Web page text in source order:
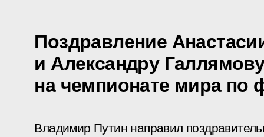
Поздравление
и Александру
на чемпионате мира по
Владимир Путин направил